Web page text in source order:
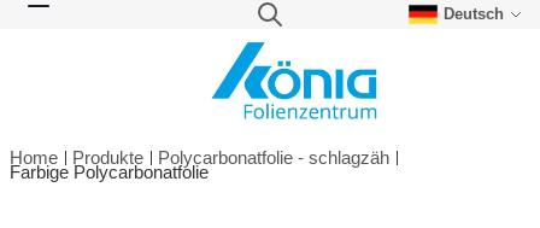
Suche
Deutsch
Home Produkte Polycarbonatfolie - schlagzäh
Farbige Polycarbonatfolie